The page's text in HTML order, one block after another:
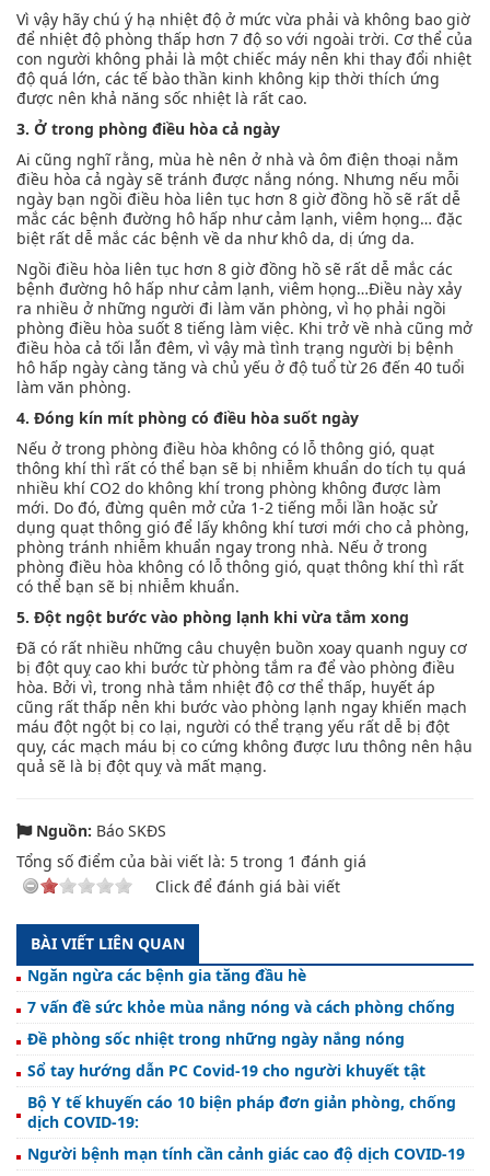
Vì vậy hãy chú ý hạ nhiệt độ ở mức vừa phải và không bao giờ
để nhiệt độ phòng thấp hơn 7 độ so với ngoài trời. Cơ thể của
con người không phải là một chiếc máy nên khi thay đổi nhiệt
độ quá lớn, các tế bào thần kinh không kịp thời thích ứng
được nên khả năng sốc nhiệt là rất cao.
3. Ở trong phòng điều hòa cả ngày
Ai cũng nghĩ rằng, mùa hè nên ở nhà và ôm điện thoại nằm
điều hòa cả ngày sẽ tránh được nắng nóng. Nhưng nếu mỗi
ngày bạn ngồi điều hòa liên tục hơn 8 giờ đồng hồ sẽ rất dễ
mắc các bệnh đường hô hấp như cảm lạnh, viêm họng… đặc
biệt rất dễ mắc các bệnh về da như khô da, dị ứng da.
Ngồi điều hòa liên tục hơn 8 giờ đồng hồ sẽ rất dễ mắc các
bệnh đường hô hấp như cảm lạnh, viêm họng…Điều này xảy
ra nhiều ở những người đi làm văn phòng, vì họ phải ngồi
phòng điều hòa suốt 8 tiếng làm việc. Khi trở về nhà cũng mở
điều hòa cả tối lẫn đêm, vì vậy mà tình trạng người bị bệnh
hô hấp ngày càng tăng và chủ yếu ở độ tuổ từ 26 đến 40 tuổi
làm văn phòng.
4. Đóng kín mít phòng có điều hòa suốt ngày
Nếu ở trong phòng điều hòa không có lỗ thông gió, quạt
thông khí thì rất có thể bạn sẽ bị nhiễm khuẩn do tích tụ quá
nhiều khí CO2 do không khí trong phòng không được làm
mới. Do đó, đừng quên mở cửa 1-2 tiếng mỗi lần hoặc sử
dụng quạt thông gió để lấy không khí tươi mới cho cả phòng,
phòng tránh nhiễm khuẩn ngay trong nhà. Nếu ở trong
phòng điều hòa không có lỗ thông gió, quạt thông khí thì rất
có thể bạn sẽ bị nhiễm khuẩn.
5. Đột ngột bước vào phòng lạnh khi vừa tắm xong
Đã có rất nhiều những câu chuyện buồn xoay quanh nguy cơ
bị đột quỵ cao khi bước từ phòng tắm ra để vào phòng điều
hòa. Bởi vì, trong nhà tắm nhiệt độ cơ thể thấp, huyết áp
cũng rất thấp nên khi bước vào phòng lạnh ngay khiến mạch
máu đột ngột bị co lại, người có thể trạng yếu rất dễ bị đột
quy, các mạch máu bị co cứng không được lưu thông nên hậu
quả sẽ là bị đột quỵ và mất mạng.
Nguồn: Báo SKĐS
Tổng số điểm của bài viết là: 5 trong 1 đánh giá
Click để đánh giá bài viết
BÀI VIẾT LIÊN QUAN
Ngăn ngừa các bệnh gia tăng đầu hè
7 vấn đề sức khỏe mùa nắng nóng và cách phòng chống
Đề phòng sốc nhiệt trong những ngày nắng nóng
Sổ tay hướng dẫn PC Covid-19 cho người khuyết tật
Bộ Y tế khuyến cáo 10 biện pháp đơn giản phòng, chống
dịch COVID-19:
Người bệnh mạn tính cần cảnh giác cao độ dịch COVID-19